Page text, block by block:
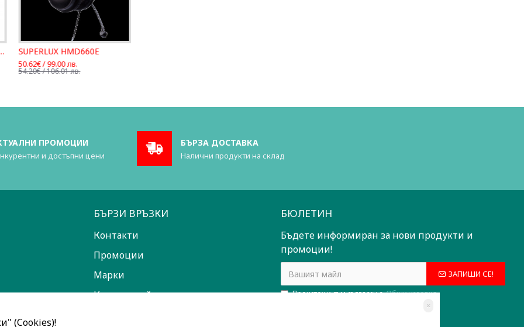
HD 25 Light SUPERLUX HMD660E
50.62€ / 99.00 лв.
54.20€ / 106.01 лв.
ПРОМОЦИИ
и достъпни цени
БЪРЗА ДОСТАВКА
Налични продукти на склад
БЪРЗИ ВРЪЗКИ
Контакти
Промоции
Марки
Карта на сайта
БЮЛЕТИН
Бъдете информиран за нови продукти и
промоции!
ЗАПИШИ СЕ!
Прочетох и съм съгласен сОбщи условия
×
(Cookies)!